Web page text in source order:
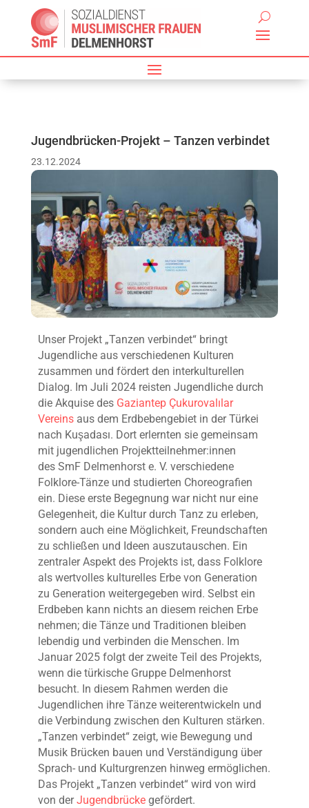
Jugendbrücken-Projekt – Tanzen verbindet
23.12.2024
Unser Projekt „Tanzen verbindet“ bringt
Jugendliche aus verschiedenen Kulturen
zusammen und fördert den interkulturellen
Dialog. Im Juli 2024 reisten Jugendliche durch
die Akquise des Gaziantep Çukurovalılar
Vereinsaus dem Erdbebengebiet in der Türkei
nach Kuşadası. Dort erlernten sie gemeinsam
mit jugendlichen Projektteilnehmer:innen
des SmF Delmenhorst e. V. verschiedene
Folklore-Tänze und studierten Choreografien
ein. Diese erste Begegnung war nicht nur eine
Gelegenheit, die Kultur durch Tanz zu erleben,
sondern auch eine Möglichkeit, Freundschaften
zu schließen und Ideen auszutauschen. Ein
zentraler Aspekt des Projekts ist, dass Folklore
als wertvolles kulturelles Erbe von Generation
zu Generation weitergegeben wird. Selbst ein
Erdbeben kann nichts an diesem reichen Erbe
nehmen; die Tänze und Traditionen bleiben
lebendig und verbinden die Menschen. Im
Januar 2025 folgt der zweite Teil des Projekts,
wenn die türkische Gruppe Delmenhorst
besucht. In diesem Rahmen werden die
Jugendlichen ihre Tänze weiterentwickeln und
die Verbindung zwischen den Kulturen stärken.
„Tanzen verbindet“ zeigt, wie Bewegung und
Musik Brücken bauen und Verständigung über
Sprach- und Kulturgrenzen hinweg ermöglichen.
Das Projekt „Tanzen verbindet“ wird von wird
von derJugendbrückegefördert.